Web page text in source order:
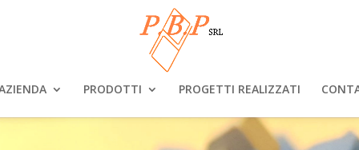
PRODOTTI PROGETTI REALIZZATI